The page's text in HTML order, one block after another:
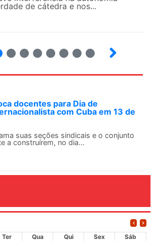
de cátedra e nos...
docentes para Dia de
com Cuba em 13 de
suas seções sindicais e o conjunto
a construírem, no dia...
Ter Qua Qui Sex
Sáb